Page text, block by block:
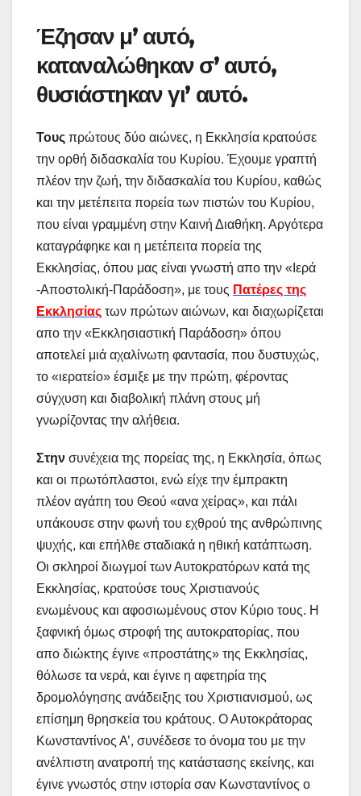
Έζησαν μ’ αυτό,
καταναλώθηκαν σ’ αυτό,
θυσιάστηκαν γι’ αυτό.
Τους πρώτους δύο αιώνες, η Εκκλησία κρατούσε
την ορθή διδασκαλία του Κυρίου. Έχουμε γραπτή
πλέον την ζωή, την διδασκαλία του Κυρίου, καθώς
και την μετέπειτα πορεία των πιστών του Κυρίου,
που είναι γραμμένη στην Καινή Διαθήκη. Αργότερα
καταγράφηκε και η μετέπειτα πορεία της
Εκκλησίας, όπου μας είναι γνωστή απο την «Ιερά
-Αποστολική-Παράδοση», με τους Πατέρες της
Εκκλησίας των πρώτων αιώνων, και διαχωρίζεται
απο την «Εκκλησιαστική Παράδοση» όπου
αποτελεί μιά αχαλίνωτη φαντασία, που δυστυχώς,
το «ιερατείο» έσμιξε με την πρώτη, φέροντας
σύγχυση και διαβολική πλάνη στους μή
γνωρίζοντας την αλήθεια.
Στην συνέχεια της πορείας της, η Εκκλησία, όπως
και οι πρωτόπλαστοι, ενώ είχε την έμπρακτη
πλέον αγάπη του Θεού «ανα χείρας», και πάλι
υπάκουσε στην φωνή του εχθρού της ανθρώπινης
ψυχής, και επήλθε σταδιακά η ηθική κατάπτωση.
Οι σκληροί διωγμοί των Αυτοκρατόρων κατά της
Εκκλησίας, κρατούσε τους Χριστιανούς
ενωμένους και αφοσιωμένους στον Κύριο τους. Η
ξαφνική όμως στροφή της αυτοκρατορίας, που
απο διώκτης έγινε «προστάτης» της Εκκλησίας,
θόλωσε τα νερά, και έγινε η αφετηρία της
δρομολόγησης ανάδειξης του Χριστιανισμού, ως
επίσημη θρησκεία του κράτους. Ο Αυτοκράτορας
Κωνσταντίνος Α’, συνέδεσε το όνομα του με την
ανέλπιστη ανατροπή της κατάστασης εκείνης, και
έγινε γνωστός στην ιστορία σαν Κωνσταντίνος ο